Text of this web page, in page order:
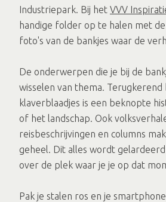
Industriepark. Bij het VVV
handige folder op te halen met
foto's van de bankjes waar de
De onderwerpen die je bij de
wisselen van thema. Terugkerend
klaverblaadjes is een beknopte
of het landschap. Ook
reisbeschrijvingen en columns
geheel. Dit alles wordt
over de plek waar je je op dat
Pak je stalen ros en je